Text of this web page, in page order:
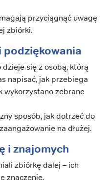
przyciągnąć uwagę
zbiórki.
podziękowania
się z osobą, którą
napisać, jak przebiega
wykorzystano zebrane
sposób, jak dotrzeć do
na dłużej.
i znajomych
zbiórkę dalej – ich
znaczenie.